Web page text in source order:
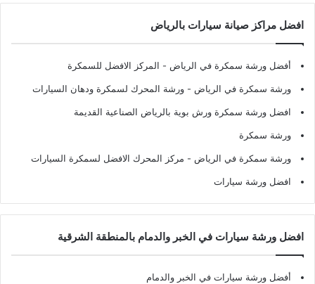
افضل مراكز صيانة سيارات بالرياض
أفضل ورشة سمكرة في الرياض - المركز الافضل للسمكرة
ورشة سمكرة في الرياض - ورشة المحرك لسمكرة ودهان السيارات
افضل ورشة سمكرة ورش بوية بالرياض الصناعية القديمة
ورشة سمكرة
ورشة سمكرة في الرياض - مركز المحرك الافضل لسمكرة السيارات
افضل ورشة سيارات
افضل ورشة سيارات في الخبر والدمام بالمنطقة الشرقية
أفضل ورشة سيارات في الخبر والدمام